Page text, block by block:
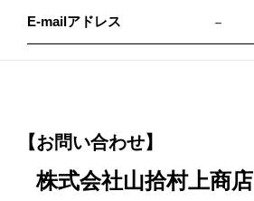
E-mailアドレス －
【お問い合わせ】
株式会社山拾村上商店